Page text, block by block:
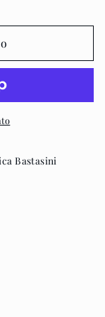
Bastasini